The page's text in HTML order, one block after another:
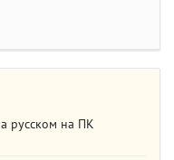
русском на ПК